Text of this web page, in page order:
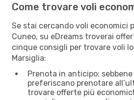
Come trovare voli
Se stai cercando voli economici
Cuneo, su eDreams troverai
cinque consigli per trovare voli
Marsiglia:
Prenota in anticipo:
preferiscano prenotare
trovare offerte più